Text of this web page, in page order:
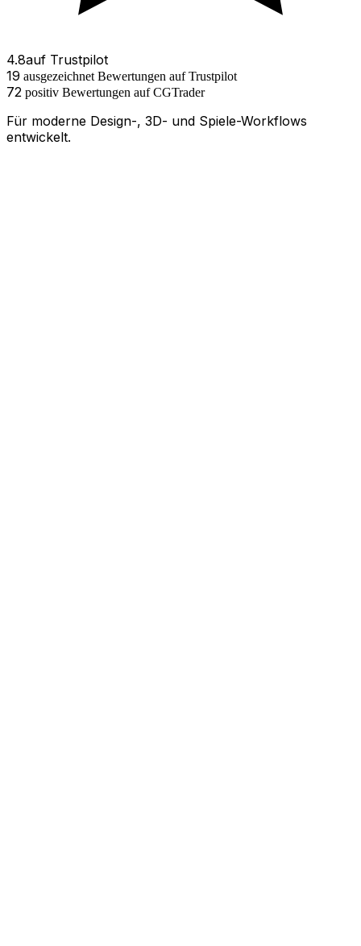
4.8auf Trustpilot
19 ausgezeichnet Bewertungen auf Trustpilot
72 positiv Bewertungen auf CGTrader
Für moderne Design-, 3D- und Spiele-Workflows
entwickelt.